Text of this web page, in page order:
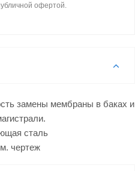
офертой.
замены мембраны в баках и
сталь
чертеж